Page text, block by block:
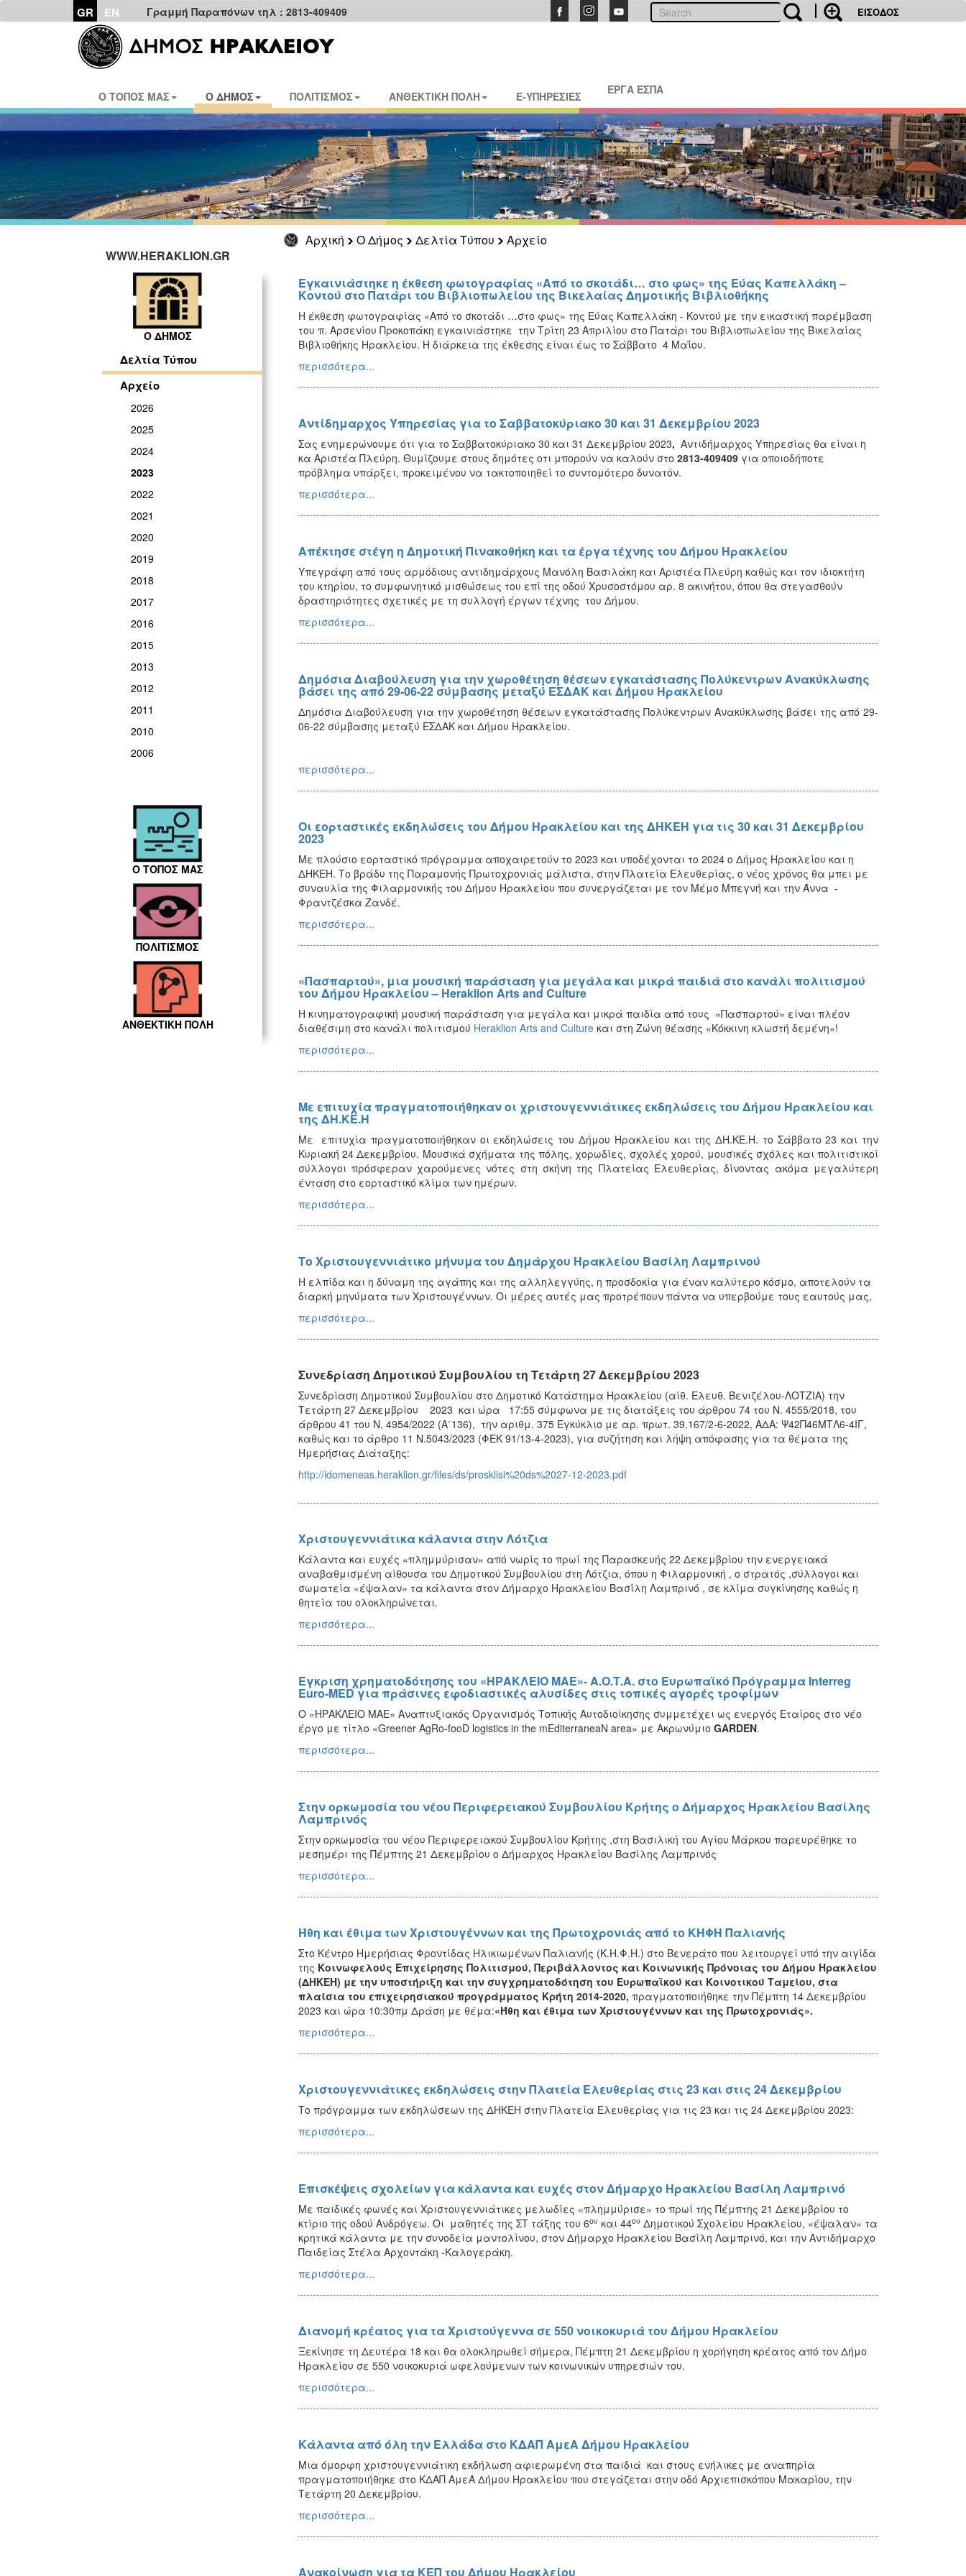
GR EN Γραμμή Παραπόνων τηλ : 2813-409409 ΕΙΣΟΔΟΣ
Ο ΤΟΠΟΣ ΜΑΣ Ο ΔΗΜΟΣ ΠΟΛΙΤΙΣΜΟΣ ΑΝΘΕΚΤΙΚΗ ΠΟΛΗ E-ΥΠΗΡΕΣΙΕΣ ΕΡΓΑ ΕΣΠΑ
Αρχική Ο Δήμος Δελτία Τύπου
Αρχείο
WWW.HERAKLION.GR
Ο ΔΗΜΟΣ
Δελτία Τύπου
Αρχείο
2026
2025
2024
2023
2022
2021
2020
2019
2018
2017
2016
2015
2013
2012
2011
2010
2006
Ο ΤΟΠΟΣ ΜΑΣ
ΠΟΛΙΤΙΣΜΟΣ
ΑΝΘΕΚΤΙΚΗ ΠΟΛΗ
Εγκαινιάστηκε η έκθεση φωτογραφίας «Από το σκοτάδι… στο φως» της Εύας Καπελλάκη –
Κοντού στο Πατάρι του Βιβλιοπωλείου της Βικελαίας Δημοτικής Βιβλιοθήκης
Η έκθεση φωτογραφίας «Από το σκοτάδι …στο φως» της Εύας Καπελλάκη - Κοντού με την εικαστική παρέμβαση
του π. Αρσενίου Προκοπάκη εγκαινιάστηκε την Τρίτη 23 Απριλίου στο Πατάρι του Βιβλιοπωλείου της Βικελαίας
Βιβλιοθήκης Ηρακλείου. Η διάρκεια της έκθεσης είναι έως το Σάββατο 4 Μαΐου.
περισσότερα...
Αντίδημαρχος Υπηρεσίας για τo Σαββατοκύριακο 30 και 31 Δεκεμβρίου 2023
Σας ενημερώνουμε ότι για το Σαββατοκύριακο 30 και 31 Δεκεμβρίου 2023, Αντιδήμαρχος Υπηρεσίας θα είναι η
κα Αριστέα Πλεύρη. Θυμίζουμε στους δημότες οτι μπορούν να καλούν στο 2813-409409για οποιοδήποτε
πρόβλημα υπάρξει, προκειμένου να τακτοποιηθεί το συντομότερο δυνατόν.
περισσότερα...
Απέκτησε στέγη η Δημοτική Πινακοθήκη και τα έργα τέχνης του Δήμου Ηρακλείου
Υπεγράφη από τους αρμόδιους αντιδημάρχους Μανόλη Βασιλάκη και Αριστέα Πλεύρη καθώς και τον ιδιοκτήτη
του κτηρίου, το συμφωνητικό μισθώσεως του επί της οδού Χρυσοστόμου αρ. 8 ακινήτου, όπου θα στεγασθούν
δραστηριότητες σχετικές με τη συλλογή έργων τέχνης του Δήμου.
περισσότερα...
Δημόσια Διαβούλευση για την χωροθέτηση θέσεων εγκατάστασης Πολύκεντρων Ανακύκλωσης
βάσει της από 29-06-22 σύμβασης μεταξύ ΕΣΔΑΚ και Δήμου Ηρακλείου
Δημόσια Διαβούλευση για την χωροθέτηση θέσεων εγκατάστασης Πολύκεντρων Ανακύκλωσης βάσει της από 29-
06-22 σύμβασης μεταξύ ΕΣΔΑΚ και Δήμου Ηρακλείου.
περισσότερα...
Οι εορταστικές εκδηλώσεις του Δήμου Ηρακλείου και της ΔΗΚΕΗ για τις 30 και 31 Δεκεμβρίου
2023
Με πλούσιο εορταστικό πρόγραμμα αποχαιρετούν το 2023 και υποδέχονται το 2024 ο Δήμος Ηρακλείου και η
ΔΗΚΕΗ. Το βράδυ της Παραμονής Πρωτοχρονιάς μάλιστα, στην Πλατεία Ελευθερίας, ο νέος χρόνος θα μπει με
συναυλία της Φιλαρμονικής του Δήμου Ηρακλείου που συνεργάζεται με τον Μέμο Μπεγνή και την Άννα -
Φραντζέσκα Ζανδέ.
περισσότερα...
«Πασπαρτού», μια μουσική παράσταση για μεγάλα και μικρά παιδιά στο κανάλι πολιτισμού
του Δήμου Ηρακλείου – Heraklion Arts and Culture
Η κινηματογραφική μουσική παράσταση για μεγάλα και μικρά παιδία από τους «Πασπαρτού» είναι πλέον
διαθέσιμη στο κανάλι πολιτισμού Heraklion Arts and Cultureκαι στη Ζώνη θέασης «Κόκκινη κλωστή δεμένη»!
περισσότερα...
Με επιτυχία πραγματοποιήθηκαν οι χριστουγεννιάτικες εκδηλώσεις του Δήμου Ηρακλείου και
της ΔΗ.ΚΕ.Η
Με επιτυχία πραγματοποιήθηκαν οι εκδηλώσεις του Δήμου Ηρακλείου και της ΔΗ.ΚΕ.Η. το Σάββατο 23 και την
Κυριακή 24 Δεκεμβρίου. Μουσικά σχήματα της πόλης, χορωδίες, σχολές χορού, μουσικές σχόλες και πολιτιστικοί
σύλλογοι πρόσφεραν χαρούμενες νότες στη σκήνη της Πλατείας Ελευθερίας, δίνοντας ακόμα μεγαλύτερη
ένταση στο εορταστικό κλίμα των ημέρων.
περισσότερα...
Το Χριστουγεννιάτικο μήνυμα του Δημάρχου Ηρακλείου Βασίλη Λαμπρινού
Η ελπίδα και η δύναμη της αγάπης και της αλληλεγγύης, η προσδοκία για έναν καλύτερο κόσμο, αποτελούν τα
διαρκή μηνύματα των Χριστουγέννων. Οι μέρες αυτές μας προτρέπουν πάντα να υπερβούμε τους εαυτούς μας,
περισσότερα...
Συνεδρίαση Δημοτικού Συμβουλίου τη Τετάρτη 27 Δεκεμβρίου 2023
Συνεδρίαση Δημοτικού Συμβουλίου στο Δημοτικό Κατάστημα Ηρακλείου (αίθ. Ελευθ. Βενιζέλου-ΛΟΤΖΙΑ) την
Τετάρτη 27 Δεκεμβρίου 2023 και ώρα 17:55 σύμφωνα με τις διατάξεις του άρθρου 74 του Ν. 4555/2018, του
άρθρου 41 του Ν. 4954/2022 (Α΄136), την αριθμ. 375 Εγκύκλιο με αρ. πρωτ. 39.167/2-6-2022, ΑΔΑ: Ψ42Π46ΜΤΛ6-4ΙΓ,
καθώς και το άρθρο 11 Ν.5043/2023 (ΦΕΚ 91/13-4-2023), για συζήτηση και λήψη απόφασης για τα θέματα της
Ημερήσιας Διάταξης:
http://idomeneas.heraklion.gr/files/ds/prosklisi%20ds%2027-12-2023.pdf
Χριστουγεννιάτικα κάλαντα στην Λότζια
Κάλαντα και ευχές «πλημμύρισαν» από νωρίς το πρωί της Παρασκευής 22 Δεκεμβρίου την ενεργειακά
αναβαθμισμένη αίθουσα του Δημοτικού Συμβουλίου στη Λότζια, όπου η Φιλαρμονική , ο στρατός ,σύλλογοι και
σωματεία «έψαλαν» τα κάλαντα στον Δήμαρχο Ηρακλείου Βασίλη Λαμπρινό , σε κλίμα συγκίνησης καθώς η
θητεία του ολοκληρώνεται.
περισσότερα...
Έγκριση χρηματοδότησης του «ΗΡΑΚΛΕΙΟ ΜΑΕ»- Α.Ο.Τ.Α. στο Ευρωπαϊκό Πρόγραμμα Interreg
Euro-MED για πράσινες εφοδιαστικές αλυσίδες στις τοπικές αγορές τροφίμων
Ο «ΗΡΑΚΛΕΙΟ ΜΑΕ» Αναπτυξιακός Οργανισμός Τοπικής Αυτοδιοίκησης συμμετέχει ως ενεργός Εταίρος στο νέο
έργο με τίτλο «Greener AgRo-fooD logistics in the mEditerraneaN area» με Ακρωνύμιο GARDEN.
περισσότερα...
Στην ορκωμοσία του νέου Περιφερειακού Συμβουλίου Κρήτης ο Δήμαρχος Ηρακλείου Βασίλης
Λαμπρινός
Στην ορκωμοσία του νέου Περιφερειακού Συμβουλίου Κρήτης ,στη Βασιλική του Αγίου Μάρκου παρευρέθηκε το
μεσημέρι της Πέμπτης 21 Δεκεμβρίου ο Δήμαρχος Ηρακλείου Βασίλης Λαμπρινός
περισσότερα...
Ήθη και έθιμα των Χριστουγέννων και της Πρωτοχρονιάς από το ΚΗΦΗ Παλιανής
Στο Κέντρο Ημερήσιας Φροντίδας Ηλικιωμένων Παλιανής (Κ.Η.Φ.Η.) στο Βενεράτο που λειτουργεί υπό την αιγίδα
της Κοινωφελούς Επιχείρησης Πολιτισμού, Περιβάλλοντος και Κοινωνικής Πρόνοιας του Δήμου Ηρακλείου
(ΔΗΚΕΗ) με την υποστήριξη και την συγχρηματοδότηση του Ευρωπαϊκού και Κοινοτικού Ταμείου, στα
πλαίσια του επιχειρησιακού προγράμματος Κρήτη 2014-2020, πραγματοποιήθηκε την Πέμπτη 14 Δεκεμβρίου
2023 και ώρα 10:30πμ Δράση με θέμα:«Ήθη και έθιμα των Χριστουγέννων και της Πρωτοχρονιάς».
περισσότερα...
Χριστουγεννιάτικες εκδηλώσεις στην Πλατεία Ελευθερίας στις 23 και στις 24 Δεκεμβρίου
Το πρόγραμμα των εκδηλώσεων της ΔΗΚΕΗ στην Πλατεία Ελευθερίας για τις 23 και τις 24 Δεκεμβρίου 2023:
περισσότερα...
Επισκέψεις σχολείων για κάλαντα και ευχές στον Δήμαρχο Ηρακλείου Βασίλη Λαμπρινό
Με παιδικές φωνές και Χριστουγεννιάτικες μελωδίες «πλημμύρισε» το πρωί της Πέμπτης 21 Δεκεμβρίου το
κτίριο της οδού Ανδρόγεω. Οι μαθητές της ΣΤ τάξης του 6ου και 44ου Δημοτικού Σχολείου Ηρακλείου, «έψαλαν» τα
κρητικά κάλαντα με την συνοδεία μαντολίνου, στον Δήμαρχο Ηρακλείου Βασίλη Λαμπρινό, και την Αντιδήμαρχο
Παιδείας Στέλα Αρχοντάκη -Καλογεράκη.
περισσότερα...
Διανομή κρέατος για τα Χριστούγεννα σε 550 νοικοκυριά του Δήμου Ηρακλείου
Ξεκίνησε τη Δευτέρα 18 και θα ολοκληρωθεί σήμερα, Πέμπτη 21 Δεκεμβρίου η χορήγηση κρέατος από τον Δήμο
Ηρακλείου σε 550 νοικοκυριά ωφελούμενων των κοινωνικών υπηρεσιών του.
περισσότερα...
Κάλαντα από όλη την Ελλάδα στο ΚΔΑΠ ΑμεΑ Δήμου Ηρακλείου
Μια όμορφη χριστουγεννιάτικη εκδήλωση αφιερωμένη στα παιδιά και στους ενήλικες με αναπηρία
πραγματοποιήθηκε στο ΚΔΑΠ ΑμεΑ Δήμου Ηρακλείου που στεγάζεται στην οδό Αρχιεπισκόπου Μακαρίου, την
Τετάρτη 20 Δεκεμβρίου.
περισσότερα...
Ανακοίνωση για τα ΚΕΠ του Δήμου Ηρακλείου